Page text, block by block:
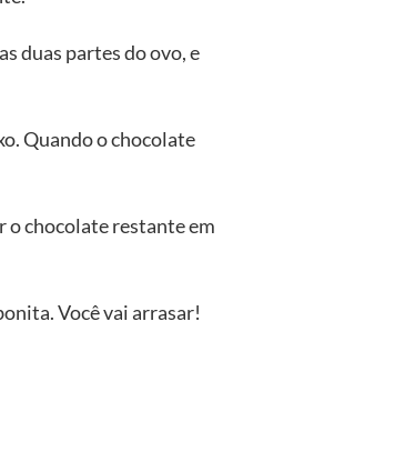
duas partes do ovo, e
Quando o chocolate
o chocolate restante em
Você vai arrasar!